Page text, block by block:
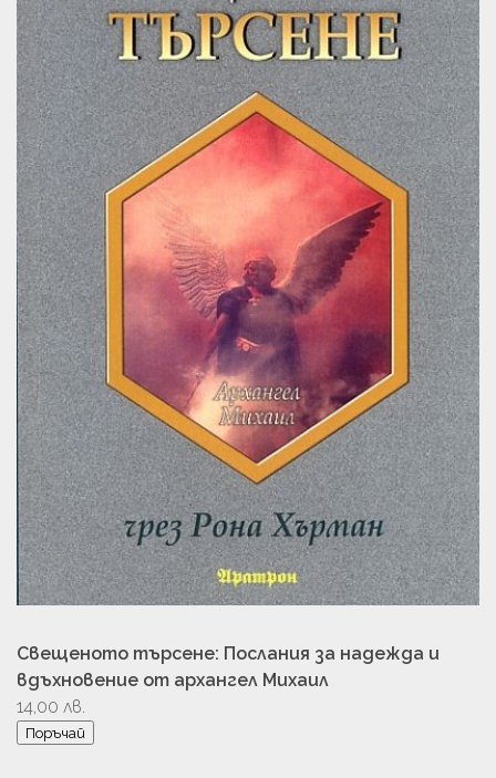
Свещеното търсене: Послания за надежда и
вдъхновение от архангел Михаил
14,00 лв.
Поръчай